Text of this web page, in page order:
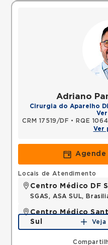
Adriano
Cirurgia do Aparelho
CRM 17519/DF • RQE
Ver
Agende
Locais de Atendimento
Centro Médico DF
SGAS, ASA SUL,
Centro Médico
Sul
SHLS, ASA SUL,
Veja